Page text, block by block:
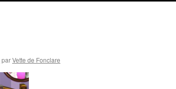
parVette de Fonclare